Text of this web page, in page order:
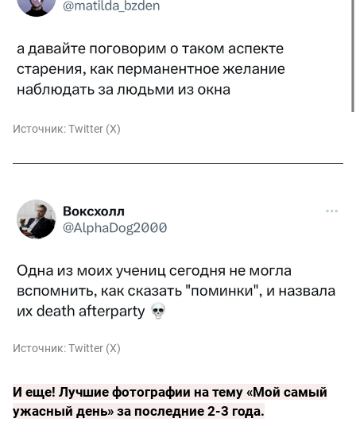
Источник:Twitter (X)
Источник:Twitter (X)
И еще! Лучшие фотографии на тему «Мой самый
ужасный день» за последние 2-3 года.